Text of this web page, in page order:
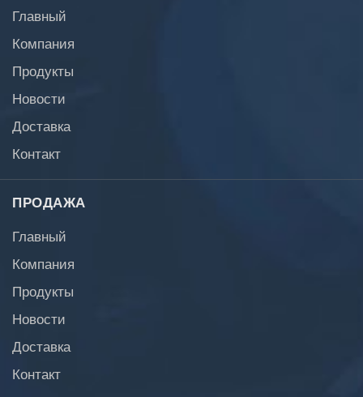
Главный
Компания
Продукты
Новости
Доставка
Контакт
ПРОДАЖА
Главный
Компания
Продукты
Новости
Доставка
Контакт